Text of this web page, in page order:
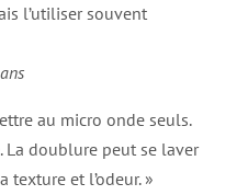
l’utiliser souvent
au micro onde seuls.
La doublure peut se laver
texture et l’odeur. »